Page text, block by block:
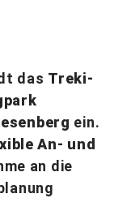
das Treki-
ein.
An- und
an die